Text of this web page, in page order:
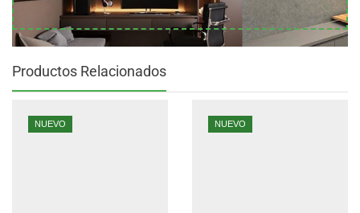
Productos Relacionados
NUEVO NUEVO